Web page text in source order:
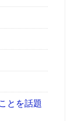
とを話題